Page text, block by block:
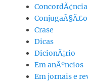
ConjugaÃ§Ã£o
Crase
Dicas
DicionÃ¡rio
Em anÃºncios
Em jornais e